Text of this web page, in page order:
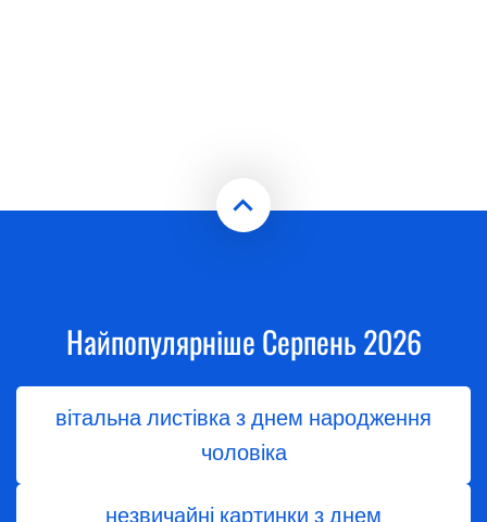
Найпопулярніше Серпень 2026
вітальна листівка з днем народження
чоловіка
незвичайні картинки з днем